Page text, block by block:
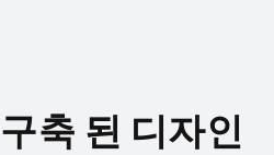
구축 된 디자인